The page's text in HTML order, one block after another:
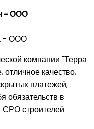
- ООО
компании "Терра
отличное качество,
платежей,
обязательств в
СРО строителей